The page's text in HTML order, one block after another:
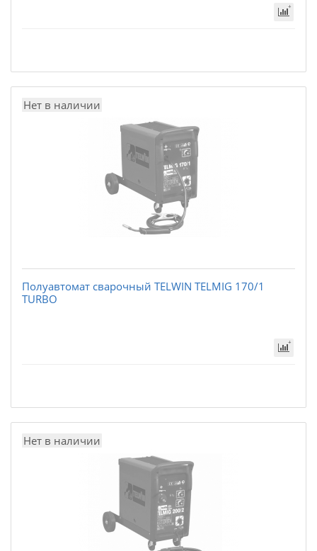
Нет в наличии
Полуавтомат сварочный TELWIN TELMIG 170/1
TURBO
Нет в наличии